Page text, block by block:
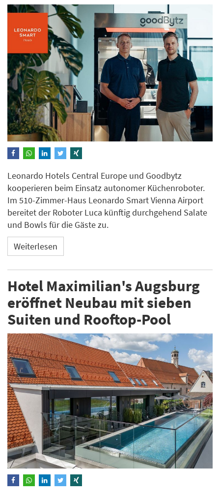
Leonardo Hotels Central Europe und Goodbytz
kooperieren beim Einsatz autonomer Küchenroboter.
Im 510-Zimmer-Haus Leonardo Smart Vienna Airport
bereitet der Roboter Luca künftig durchgehend Salate
und Bowls für die Gäste zu.
Weiterlesen
Hotel Maximilian's Augsburg
eröffnet Neubau mit sieben
Suiten und Rooftop-Pool